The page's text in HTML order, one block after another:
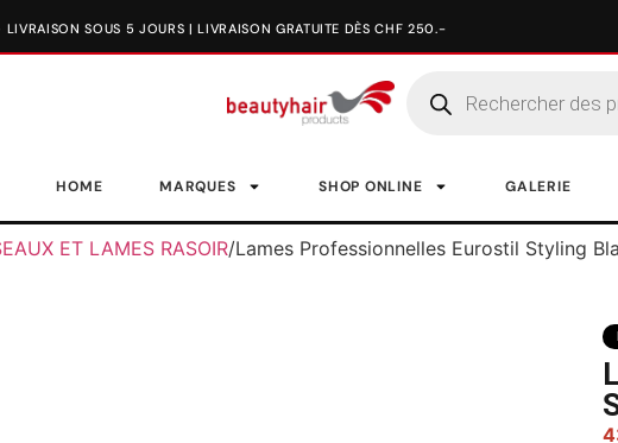
HOME MARQUES SHOP ONLINE GALERIE
ET LAMES RASOIR/Lames Professionnelles Eurostil Styling